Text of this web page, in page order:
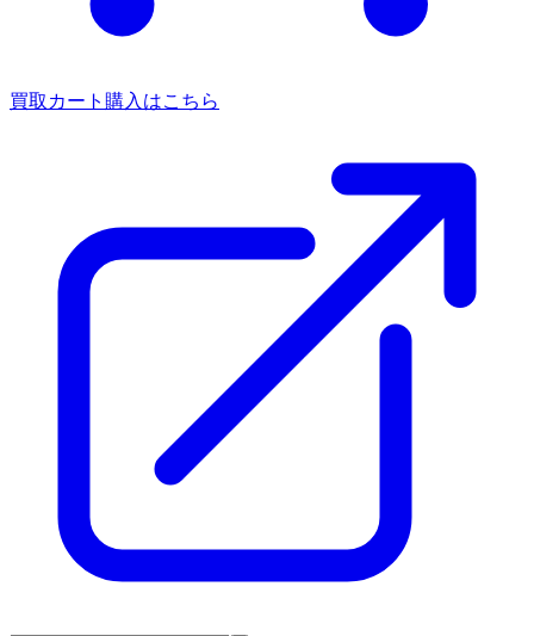
買取カート 購入はこちら